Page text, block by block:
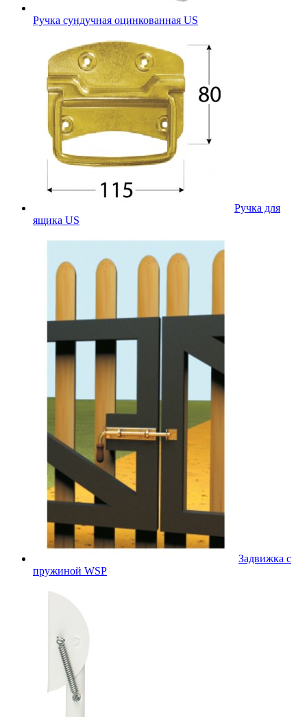
Ручка сундучная оцинкованная US
Ручка для
ящика US
Задвижка с
пружиной WSP